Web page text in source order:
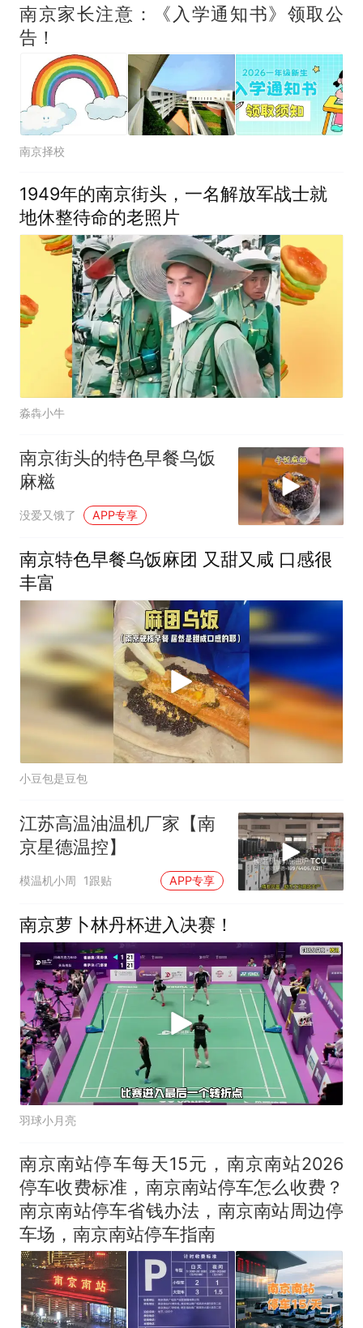
南京家长注意：《入学通知书》领取公
告！
南京择校
1949年的南京街头，一名解放军战士就
地休整待命的老照片
淼犇小牛
南京街头的特色早餐乌饭
麻糍
没爱又饿了 APP专享
南京特色早餐乌饭麻团 又甜又咸 口感很
丰富
小豆包是豆包
江苏高温油温机厂家【南
京星德温控】
模温机小周 1跟贴 APP专享
南京萝卜林丹杯进入决赛！
羽球小月亮
南京南站停车每天15元，南京南站2026
停车收费标准，南京南站停车怎么收费？
南京南站停车省钱办法，南京南站周边停
车场，南京南站停车指南